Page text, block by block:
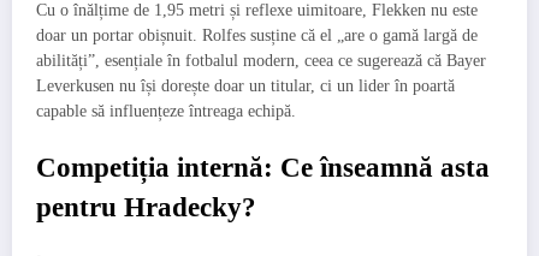
Cu o înălțime de 1,95 metri și reflexe uimitoare, Flekken nu este
doar un portar obișnuit. Rolfes susține că el „are o gamă largă de
abilități”, esențiale în fotbalul modern, ceea ce sugerează că Bayer
Leverkusen nu își dorește doar un titular, ci un lider în poartă
capable să influențeze întreaga echipă.
Competiția internă: Ce înseamnă asta
pentru Hradecky?